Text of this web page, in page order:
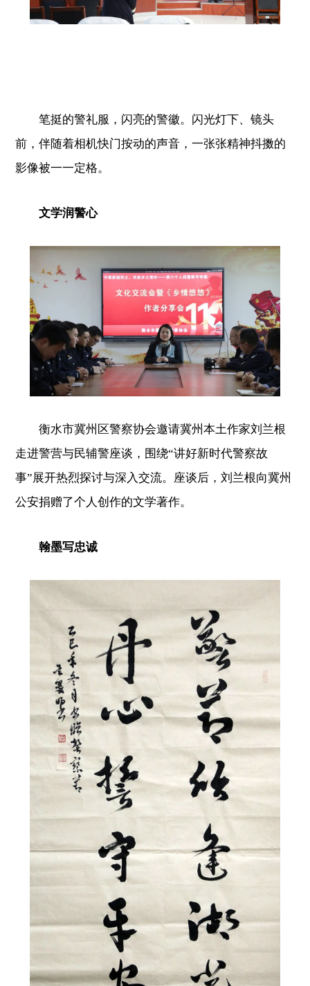
笔挺的警礼服，闪亮的警徽。闪光灯下、镜头
前，伴随着相机快门按动的声音，一张张精神抖擞的
影像被一一定格。
文学润警心
衡水市冀州区警察协会邀请冀州本土作家刘兰根
走进警营与民辅警座谈，围绕“讲好新时代警察故
事”展开热烈探讨与深入交流。座谈后，刘兰根向冀州
公安捐赠了个人创作的文学著作。
翰墨写忠诚